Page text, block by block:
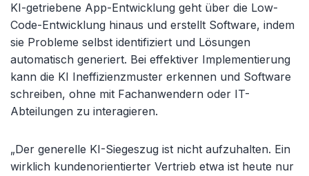
KI-getriebene App-Entwicklung geht über die Low-
Code-Entwicklung hinaus und erstellt Software, indem
sie Probleme selbst identifiziert und Lösungen
automatisch generiert. Bei effektiver Implementierung
kann die KI Ineffizienzmuster erkennen und Software
schreiben, ohne mit Fachanwendern oder IT-
Abteilungen zu interagieren.
„Der generelle KI-Siegeszug ist nicht aufzuhalten. Ein
wirklich kundenorientierter Vertrieb etwa ist heute nur